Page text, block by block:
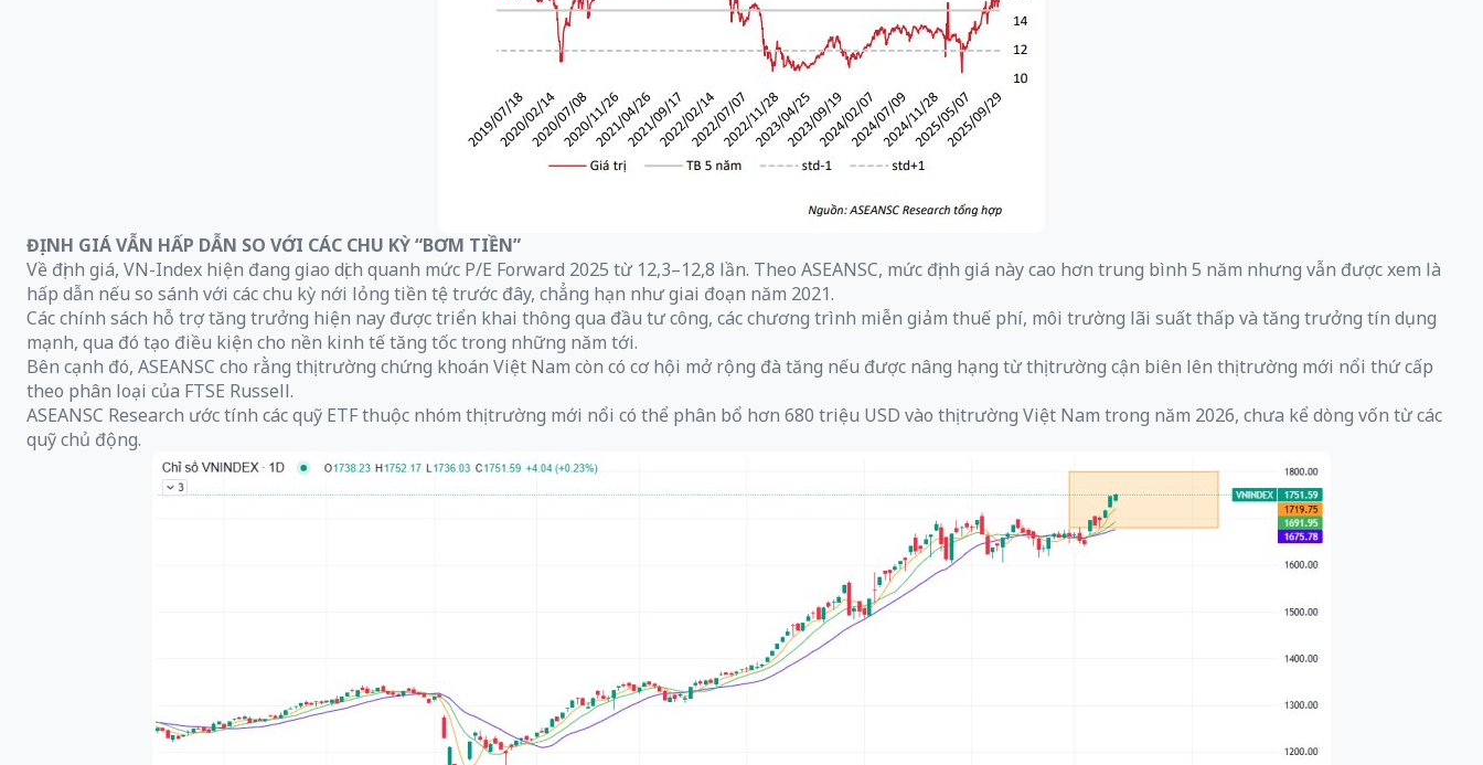
ĐỊNH GIÁ VẪN HẤP DẪN SO VỚI CÁC CHU KỲ “BƠM TIỀN”
Về định giá, VN-Index hiện đang giao dịch quanh mức P/E Forward 2025 từ 12,3–12,8 lần. Theo ASEANSC, mức định giá này cao hơn trung bình 5 năm nhưng vẫn được xem là
hấp dẫn nếu so sánh với các chu kỳ nới lỏng tiền tệ trước đây, chẳng hạn như giai đoạn năm 2021.
Các chính sách hỗ trợ tăng trưởng hiện nay được triển khai thông qua đầu tư công, các chương trình miễn giảm thuế phí, môi trường lãi suất thấp và tăng trưởng tín dụng
mạnh, qua đó tạo điều kiện cho nền kinh tế tăng tốc trong những năm tới.
Bên cạnh đó, ASEANSC cho rằng thị trường chứng khoán Việt Nam còn có cơ hội mở rộng đà tăng nếu được nâng hạng từ thị trường cận biên lên thị trường mới nổi thứ cấp
theo phân loại của FTSE Russell.
ASEANSC Research ước tính các quỹ ETF thuộc nhóm thị trường mới nổi có thể phân bổ hơn 680 triệu USD vào thị trường Việt Nam trong năm 2026, chưa kể dòng vốn từ các
quỹ chủ động.